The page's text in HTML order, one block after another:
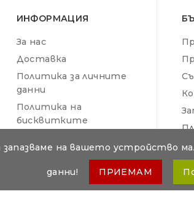
на вашето устройство
данни! ПРИЕМАМ
ИНФОРМАЦИЯ
За нас
Доставка
Политика за личните
данни
Политика на
бисквитките